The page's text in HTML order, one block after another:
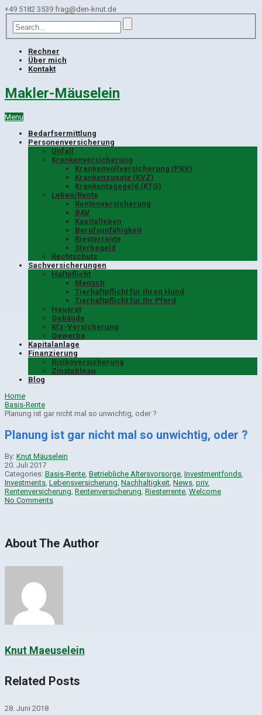
+49 5182 3539 frag@den-knut.de
Rechner
Über mich
Kontakt
Makler-Mäuselein
Menu
Bedarfsermittlung
Personenversicherung
Unfall
Krankenversicherung
Krankenvollversicherung (PKV)
Krankenzusatz (KVZ)
Krankentagegeld (KTG)
Leben/Rente
Rentenversicherung
BAV
Kapitalleben
Berufsunfähigkeit
Riesterrente
Sterbegeld
Rechtschutz
Sachversicherungen
Haftpflicht
Mensch
Tierhaftpflicht für Ihren Hund
Tierhaftpflicht für Ihr Pferd
Hausrat
Gebäude
Kfz-Versicherung
Gewerbe
Kapitalanlage
Finanzierung
Risikoversicherung
Zinstableau
Blog
Home
Basis-Rente
Planung ist gar nicht mal so unwichtig, oder ?
Planung ist gar nicht mal so unwichtig, oder ?
By: Knut Mäuselein
20. Juli 2017
Categories: Basis-Rente Betriebliche Altersvorsorge Investmentfonds
Investments Lebensversicherung Nachhaltigkeit News priv.
Rentenversicherung Rentenversicherung Riesterrente Welcome
No Comments
About The Author
Knut Maeuselein
Related Posts
28. Juni 2018